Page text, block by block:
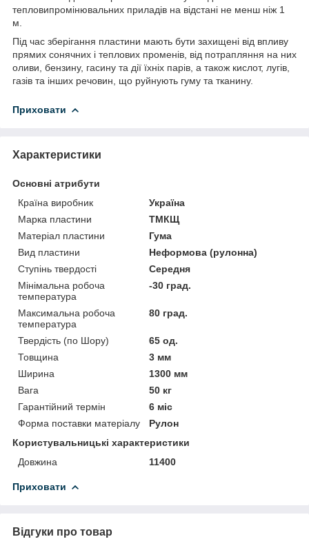
тепловипромінювальних приладів на відстані не менш ніж 1
м.
Під час зберігання пластини мають бути захищені від впливу
прямих сонячних і теплових променів, від потрапляння на них
оливи, бензину, гасину та дії їхніх парів, а також кислот, лугів,
газів та інших речовин, що руйнують гуму та тканину.
Приховати
Характеристики
Основні атрибути
Країна виробник
Україна
Марка пластини
ТМКЩ
Матеріал пластини
Гума
Вид пластини
Неформова (рулонна)
Ступінь твердості
Середня
Мінімальна робоча
температура
-30 град.
Максимальна робоча
температура
80 град.
Твердість (по Шору)
65 од.
Товщина
3 мм
Ширина
1300 мм
Вага
50 кг
Гарантійний термін
6 міс
Форма поставки матеріалу
Рулон
Користувальницькі характеристики
Довжина
11400
Приховати
Відгуки про товар